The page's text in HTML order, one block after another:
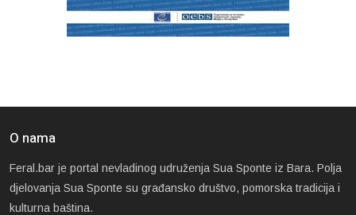
O nama
Feral.bar je portal nevladinog udruženja Sua Sponte iz Bara. Polja
djelovanja Sua Sponte su građansko društvo, pomorska tradicija i
kulturna baština.